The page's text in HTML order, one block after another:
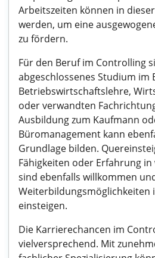
Arbeitszeiten können in
werden, um eine
zu fördern.
Für den Beruf im Controlling
abgeschlossenes Studium im
Betriebswirtschaftslehre,
oder verwandten
Ausbildung zum Kaufmann
Büromanagement kann
Grundlage bilden.
Fähigkeiten oder Erfahrung
sind ebenfalls willkommen
Weiterbildungsmöglichkeiten
einsteigen.
Die Karrierechancen im
vielversprechend. Mit